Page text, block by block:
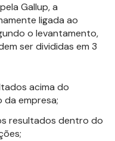
Gallup, a
ligada ao
o levantamento,
ser divididas em 3
acima do
da empresa;
resultados dentro do